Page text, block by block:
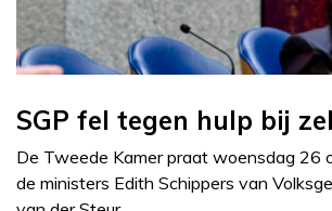
SGP fel tegen hulp bij
De Tweede Kamer praat woensdag 26
de ministers Edith Schippers van